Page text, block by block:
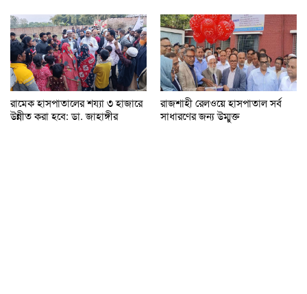
রামেক হাসপাতালের শয্যা ৩ হাজারে
উন্নীত করা হবে: ডা. জাহাঙ্গীর
রাজশাহী রেলওয়ে হাসপাতাল সর্ব
সাধারণের জন্য উম্মুক্ত